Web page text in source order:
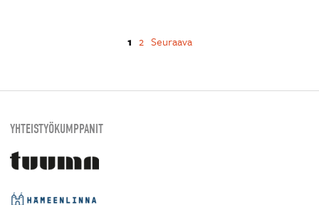
1 2 Seuraava
YHTEISTYÖKUMPPANIT